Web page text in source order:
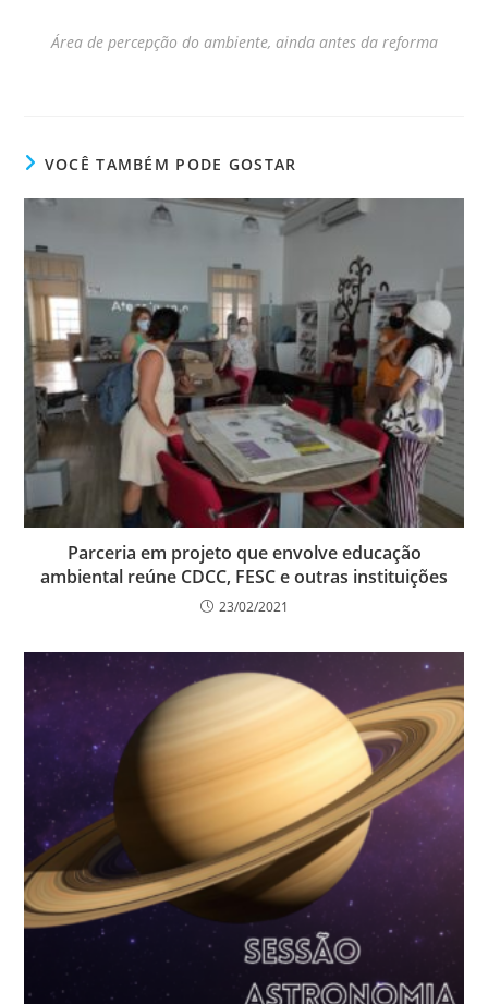
Área de percepção do ambiente, ainda antes da reforma
VOCÊ TAMBÉM PODE GOSTAR
Parceria em projeto que envolve educação
ambiental reúne CDCC, FESC e outras instituições
23/02/2021